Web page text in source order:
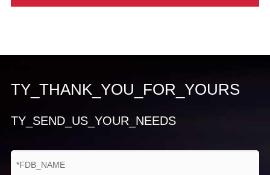
TY_THANK_YOU_FOR_YOURS
TY_SEND_US_YOUR_NEEDS